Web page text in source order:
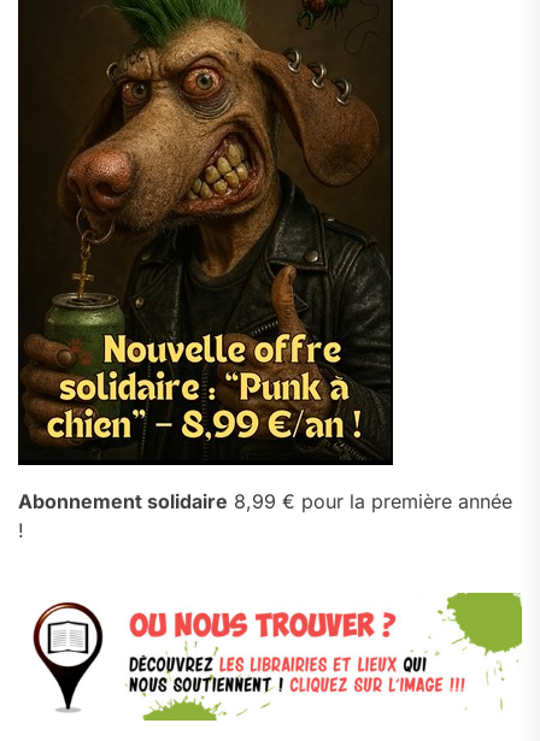
Abonnement solidaire 8,99 € pour la première année
!